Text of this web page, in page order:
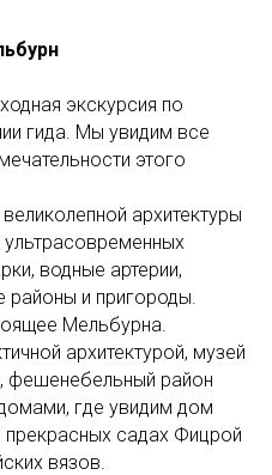
экскурсия по
гида. Мы увидим все
этого
архитектуры
ультрасовременных
водные артерии,
районы и пригороды.
Мельбурна.
архитектурой, музей
фешенебельный район
где увидим дом
садах Фицрой
вязов.